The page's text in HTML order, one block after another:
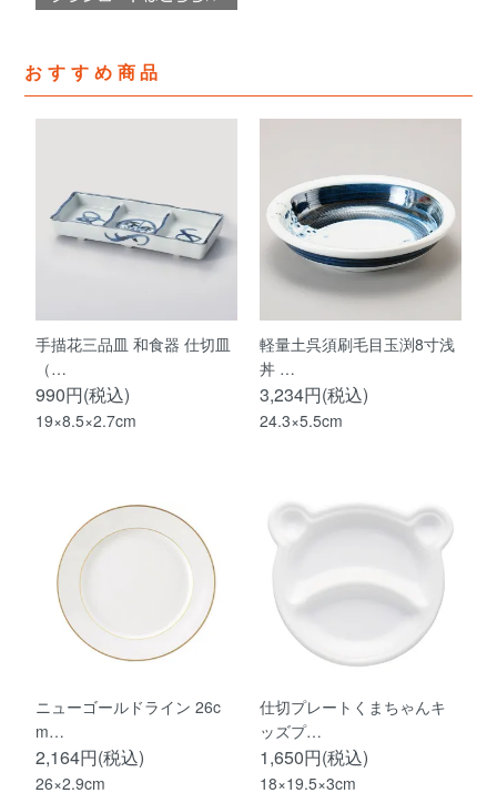
おすすめ商品
手描花三品皿 和食器 仕切皿
（…
990円(税込)
19×8.5×2.7cm
軽量土呉須刷毛目玉渕8寸浅
丼 …
3,234円(税込)
24.3×5.5cm
ニューゴールドライン 26c
m…
2,164円(税込)
26×2.9cm
仕切プレートくまちゃんキ
ッズプ…
1,650円(税込)
18×19.5×3cm